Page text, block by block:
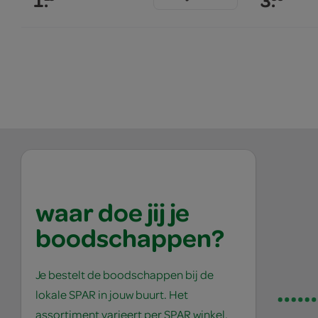
waar doe jij je
boodschappen?
Je bestelt de boodschappen bij de
lokale SPAR in jouw buurt. Het
assortiment varieert per SPAR winkel,